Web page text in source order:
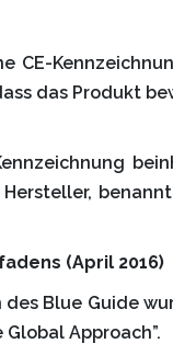
CE-
das Produkt
(April 2016)
des Blue Guide
Approach”.